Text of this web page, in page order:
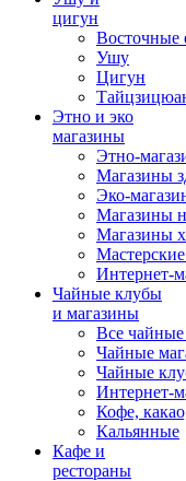
цигун
Восточные
Ушу
Цигун
Этно и эко
магазины
Этно-
Магазины
Эко-
Магазины
Магазины
Интернет-
Чайные клубы
и магазины
Все
Чайные
Чайные
Интернет-
Кофе,
Кальянные
Кафе и
рестораны